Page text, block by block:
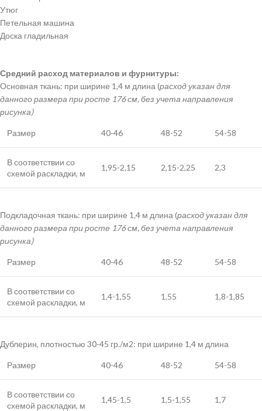
Утюг
Петельная машина
Доска гладильная
Средний расход материалов и фурнитуры:
Основная ткань: при ширине 1,4 м длина (расход указан для
данного размера при росте 176 см, без учета направления
рисунка)
Размер 40-46 48-52 54-58
В соответствии со
схемой раскладки, м
1,95-2,15 2,15-2,25 2,3
Подкладочная ткань: при ширине 1,4 м длина (расход указан для
данного размера при росте 176 см, без учета направления
рисунка)
Размер 40-46 48-52 54-58
В соответствии со
схемой раскладки, м
1,4-1,55 1,55 1,8-1,85
Дублерин, плотностью 30-45 гр./м2: при ширине 1,4 м длина
Размер 40-46 48-52 54-58
В соответствии со
схемой раскладки, м
1,45-1,5 1,5-1,55 1,7